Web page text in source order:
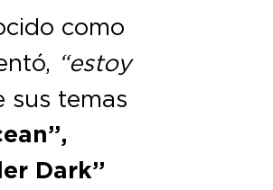
como
“estoy
sus temas
Dark”